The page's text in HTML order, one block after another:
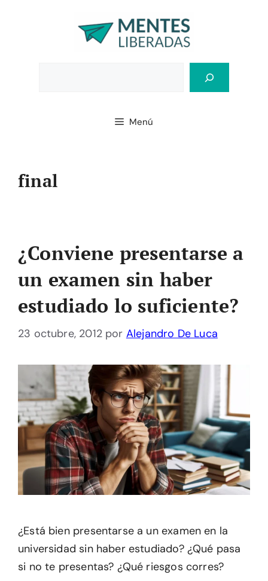
Menú
final
¿Conviene presentarse a
un examen sin haber
estudiado lo suficiente?
23 octubre, 2012 por Alejandro De Luca
¿Está bien presentarse a un examen en la
universidad sin haber estudiado? ¿Qué pasa
si no te presentas? ¿Qué riesgos corres?